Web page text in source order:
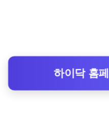
하이닥 홈